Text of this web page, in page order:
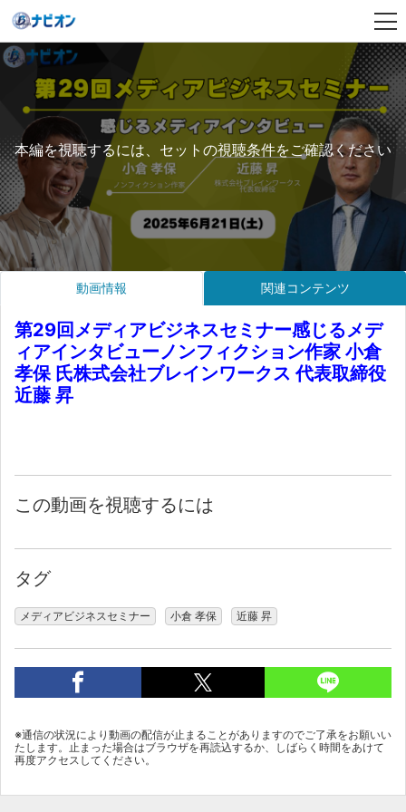
本編を視聴するには、セットの視聴条件をご確認ください
動画情報 関連コンテンツ
第29回メディアビジネスセミナー感じるメデ
ィアインタビューノンフィクション作家 小倉
孝保 氏株式会社ブレインワークス 代表取締役
近藤 昇
この動画を視聴するには
タグ
メディアビジネスセミナー 小倉 孝保 近藤 昇
※通信の状況により動画の配信が止まることがありますのでご了承をお願いい
たします。止まった場合はブラウザを再読込するか、しばらく時間をあけて
再度アクセスしてください。